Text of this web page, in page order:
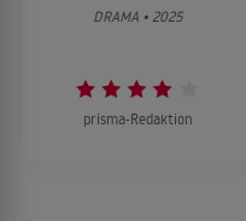
DRAMA • 2025
prisma-Redaktion